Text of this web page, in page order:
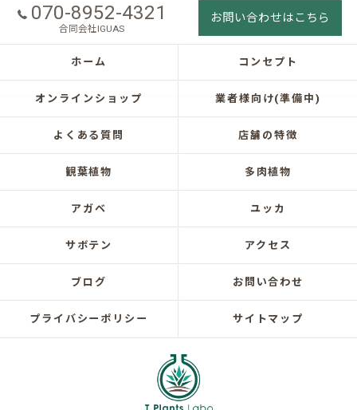
070-8952-4321
合同会社IGUAS
お問い合わせはこちら
ホーム コンセプト
オンラインショップ 業者様向け(準備中)
よくある質問 店舗の特徴
観葉植物 多肉植物
アガベ ユッカ
サボテン アクセス
ブログ お問い合わせ
プライバシーポリシー サイトマップ